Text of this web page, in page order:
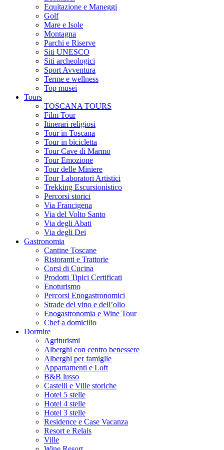
Equitazione e Maneggi
Golf
Mare e Isole
Montagna
Parchi e Riserve
Siti UNESCO
Siti archeologici
Sport Avventura
Terme e wellness
Top musei
Tours
TOSCANA TOURS
Film Tour
Itinerari religiosi
Tour in Toscana
Tour in bicicletta
Tour Cave di Marmo
Tour Emozione
Tour delle Miniere
Tour Laboratori Artistici
Trekking Escursionistico
Percorsi storici
Via Francigena
Via del Volto Santo
Via degli Abati
Via degli Dei
Gastronomia
Cantine Toscane
Ristoranti e Trattorie
Corsi di Cucina
Prodotti Tipici Certificati
Enoturismo
Percorsi Enogastronomici
Strade del vino e dell’olio
Enogastronomia e Wine Tour
Chef a domicilio
Dormire
Agriturismi
Alberghi con centro benessere
Alberghi per famiglie
Appartamenti e Loft
B&B lusso
Castelli e Ville storiche
Hotel 5 stelle
Hotel 4 stelle
Hotel 3 stelle
Residence e Case Vacanza
Resort e Relais
Ville